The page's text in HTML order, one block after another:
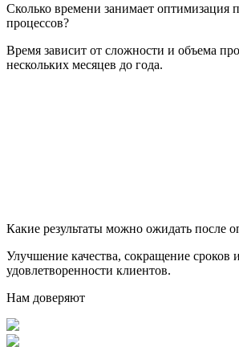
Сколько времени занимает оптимизация
процессов?
Время зависит от сложности и объема
нескольких месяцев до года.
Какие результаты можно ожидать после
Улучшение качества, сокращение сроков
удовлетворенности клиентов.
Нам доверяют